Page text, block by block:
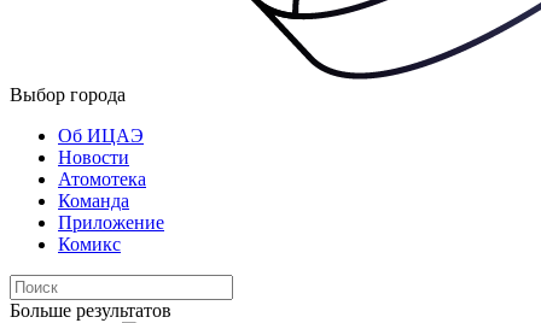
Выбор города
Об ИЦАЭ
Новости
Атомотека
Команда
Приложение
Комикс
Больше результатов